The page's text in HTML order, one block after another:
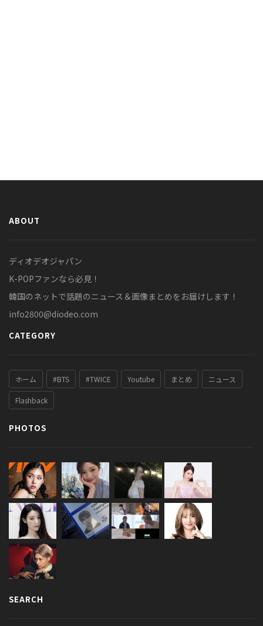
ABOUT
ディオデオジャパン
K-POPファンなら必見！
韓国のネットで話題のニュース＆画像まとめをお届けします！
info2800@diodeo.com
CATEGORY
ホーム #BTS #TWICE Youtube まとめ ニュース
Flashback
PHOTOS
SEARCH